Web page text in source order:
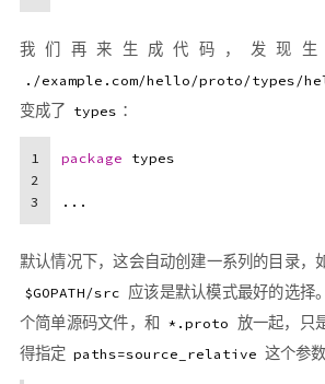
我们再来生成代码，发现
./example.com/hello/proto/types/
变成了 types ：
1
2
3
package types
...
默认情况下，这会自动创建一系列的目录，
$GOPATH/src 应该是默认模式最好的选择
个简单源码文件，和 *.proto 放一起，只
得指定 paths=source_relative 这个参